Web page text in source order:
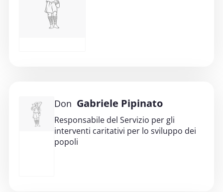
Don Gabriele Pipinato
Responsabile del Servizio per gli
interventi caritativi per lo sviluppo dei
popoli